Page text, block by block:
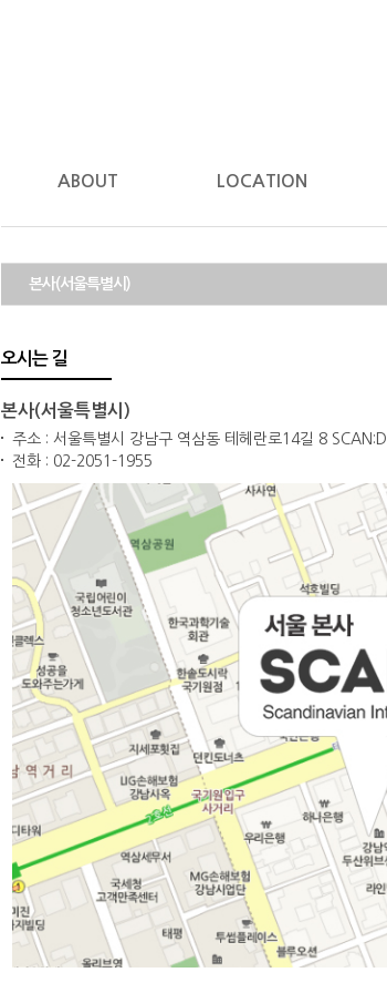
ABOUT LOCATION
본사(서울특별시)
오시는 길
본사(서울특별시)
주소 : 서울특별시 강남구 역삼동 테헤란로14길 8 SCAN:D
전화 : 02-2051-1955